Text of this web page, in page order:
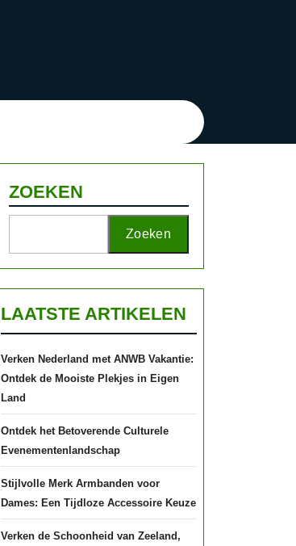
ZOEKEN
Zoeken
LAATSTE ARTIKELEN
Verken Nederland met ANWB Vakantie:
Ontdek de Mooiste Plekjes in Eigen
Land
Ontdek het Betoverende Culturele
Evenementenlandschap
Stijlvolle Merk Armbanden voor
Dames: Een Tijdloze Accessoire Keuze
Verken de Schoonheid van Zeeland,